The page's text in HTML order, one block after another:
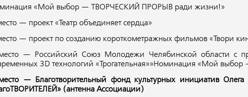
«Мой выбор — ТВОРЧЕСКИЙ ПРОРЫВ ради жизни!»
— проект «Театр объединяет сердца»
— проект по созданию короткометражных фильмов «Твори
— Российский Союз Молодежи Челябинской области с
3D технологий «Трогательная»»Номинация «Мой
— Благотворительный фонд культурных инициатив
(антенна Ассоциации)